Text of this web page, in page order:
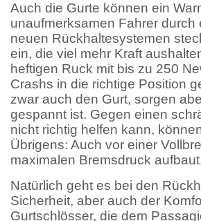
Auch die Gurte können ein
unaufmerksamen Fahrer
neuen Rückhaltesystemen
ein, die viel mehr Kraft
heftigen Ruck mit bis zu 250
Crashs in die richtige Position
zwar auch den Gurt, sorgen
gespannt ist. Gegen einen
nicht richtig helfen kann,
Übrigens: Auch vor einer
maximalen Bremsdruck
Natürlich geht es bei den
Sicherheit, aber auch der
Gurtschlösser, die dem